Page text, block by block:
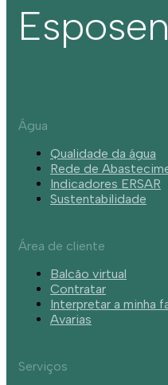
Água
Qualidade da água
Rede de
Indicadores ERSAR
Sustentabilidade
Área de cliente
Balcão virtual
Contratar
Interpretar a minha
Avarias
Serviços